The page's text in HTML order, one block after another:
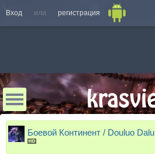
Вход или регистрация
Боевой Континент / Douluo Dalu